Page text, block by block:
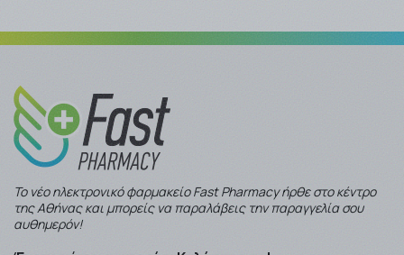
Το νέο ηλεκτρονικό φαρμακείο Fast Pharmacy ήρθε στο κέντρο
της Αθήνας και μπορείς να παραλάβεις την παραγγελία σου
αυθημερόν!